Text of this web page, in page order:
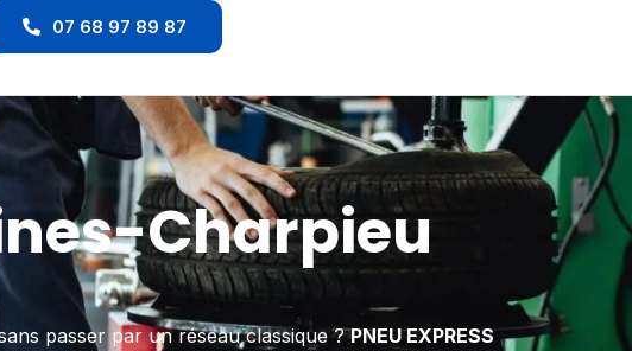
07 68 97 89 87
Charpieu
passer par un réseau classique ?PNEU EXPRESS